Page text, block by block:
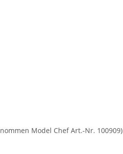
Model Chef Art.-Nr.